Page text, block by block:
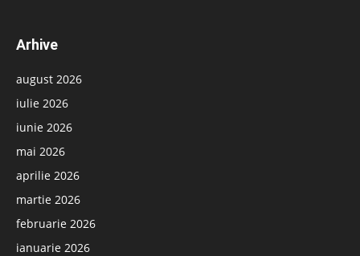
Arhive
august 2026
iulie 2026
iunie 2026
mai 2026
aprilie 2026
martie 2026
februarie 2026
ianuarie 2026